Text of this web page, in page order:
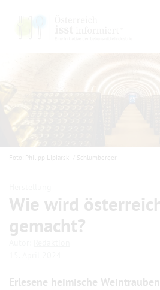
Foto: Philipp Lipiarski / Schlumberger
Wie wird
gemacht?
Erlesene heimische